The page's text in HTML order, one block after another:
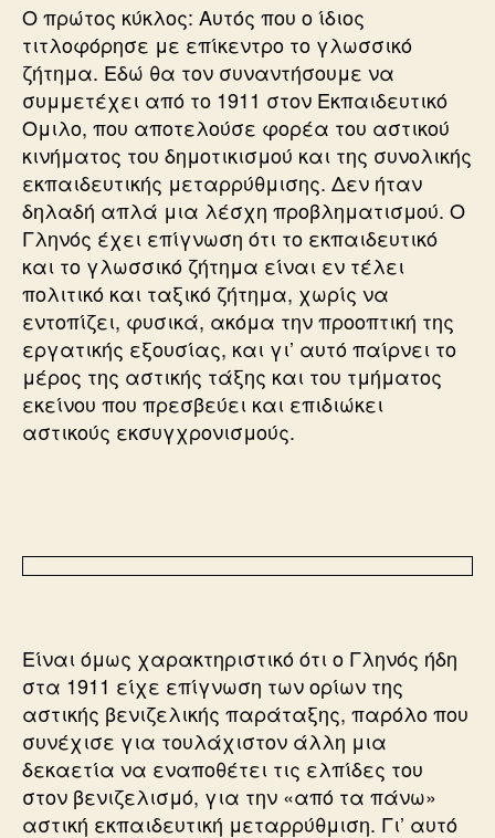
Ο πρώτος κύκλος: Αυτός που ο ίδιος
τιτλοφόρησε με επίκεντρο το γλωσσικό
ζήτημα. Εδώ θα τον συναντήσουμε να
συμμετέχει από το 1911 στον Εκπαιδευτικό
Ομιλο, που αποτελούσε φορέα του αστικού
κινήματος του δημοτικισμού και της συνολικής
εκπαιδευτικής μεταρρύθμισης. Δεν ήταν
δηλαδή απλά μια λέσχη προβληματισμού. Ο
Γληνός έχει επίγνωση ότι το εκπαιδευτικό
και το γλωσσικό ζήτημα είναι εν τέλει
πολιτικό και ταξικό ζήτημα, χωρίς να
εντοπίζει, φυσικά, ακόμα την προοπτική της
εργατικής εξουσίας, και γι’ αυτό παίρνει το
μέρος της αστικής τάξης και του τμήματος
εκείνου που πρεσβεύει και επιδιώκει
αστικούς εκσυγχρονισμούς.
Είναι όμως χαρακτηριστικό ότι ο Γληνός ήδη
στα 1911 είχε επίγνωση των ορίων της
αστικής βενιζελικής παράταξης, παρόλο που
συνέχισε για τουλάχιστον άλλη μια
δεκαετία να εναποθέτει τις ελπίδες του
στον βενιζελισμό, για την «από τα πάνω»
αστική εκπαιδευτική μεταρρύθμιση. Γι’ αυτό